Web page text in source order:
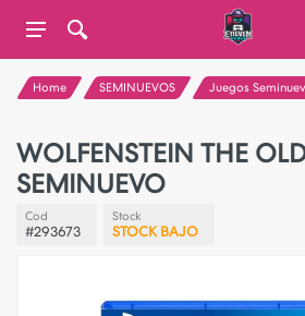
Home SEMINUEVOS Juegos
WOLFENSTEIN THE
SEMINUEVO
Cod
#293673
Stock
STOCK BAJO